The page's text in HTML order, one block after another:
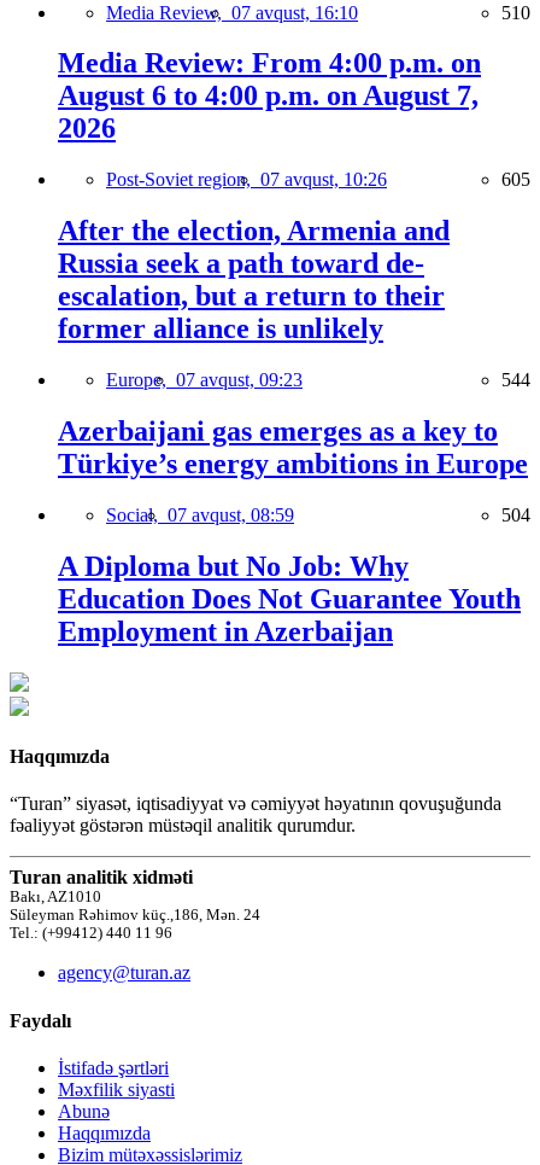
Media Review, 07 avqust, 16:10 510
Media Review: From 4:00 p.m. on
August 6 to 4:00 p.m. on August 7,
2026
Post-Soviet region, 07 avqust, 10:26 605
After the election, Armenia and
Russia seek a path toward de-
escalation, but a return to their
former alliance is unlikely
Europe, 07 avqust, 09:23 544
Azerbaijani gas emerges as a key to
Türkiye’s energy ambitions in Europe
Social, 07 avqust, 08:59 504
A Diploma but No Job: Why
Education Does Not Guarantee Youth
Employment in Azerbaijan
Haqqımızda
“Turan” siyasət, iqtisadiyyat və cəmiyyət həyatının qovuşuğunda
fəaliyyət göstərən müstəqil analitik qurumdur.
Turan analitik xidməti
Bakı, AZ1010
Süleyman Rəhimov küç.,186, Mən. 24
Tel.: (+99412) 440 11 96
agency@turan.az
Faydalı
İstifadə şərtləri
Məxfilik siyasti
Abunə
Haqqımızda
Bizim mütəxəssislərimiz